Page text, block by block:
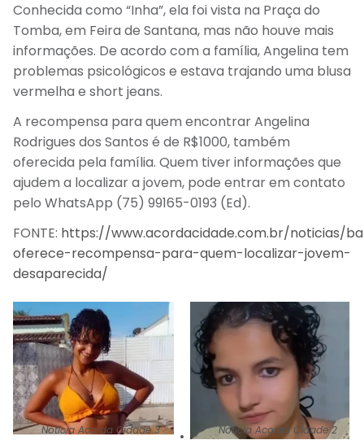
Conhecida como “Inha”, ela foi vista na Praça do
Tomba, em Feira de Santana, mas não houve mais
informações. De acordo com a família, Angelina tem
problemas psicológicos e estava trajando uma blusa
vermelha e short jeans.
A recompensa para quem encontrar Angelina
Rodrigues dos Santos é de R$1000, também
oferecida pela família. Quem tiver informações que
ajudem a localizar a jovem, pode entrar em contato
pelo WhatsApp (75) 99165-0193 (Ed).
FONTE: https://www.acordacidade.com.br/noticias/
oferece-recompensa-para-quem-localizar-jovem-
desaparecida/
Notícia Acorda Cidade 3 Notícia Acorda Cidade 2